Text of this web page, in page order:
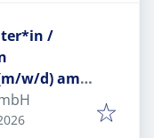
/
w/d) am
(20